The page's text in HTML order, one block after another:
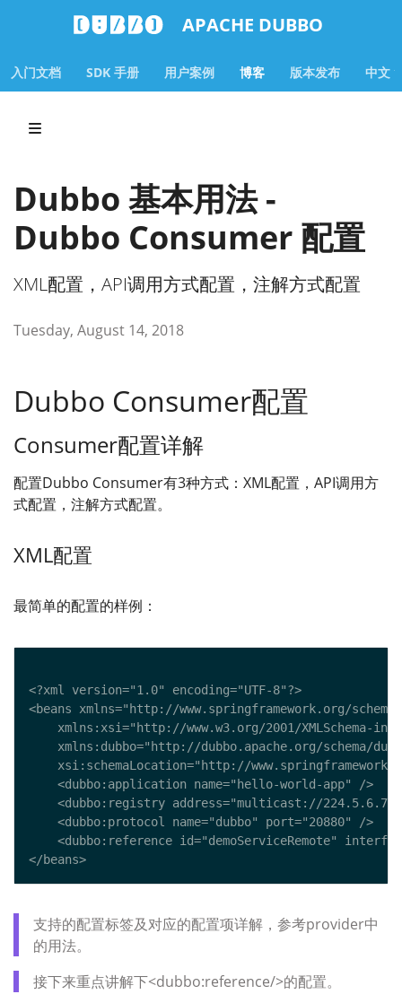
APACHE DUBBO
入门文档 SDK 手册 用户案例 博客 版本发布 中文
Dubbo 基本用法 -
Dubbo Consumer 配置
XML配置，API调用方式配置，注解方式配置
Tuesday, August 14, 2018
Dubbo Consumer配置
Consumer配置详解
配置Dubbo Consumer有3种方式：XML配置，API调用方
式配置，注解方式配置。
XML配置
最简单的配置的样例：
支持的配置标签及对应的配置项详解，参考provider中
的用法。
接下来重点讲解下<dubbo:reference/>的配置。